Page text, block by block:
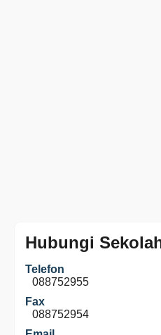
Hubungi
Telefon
088752955
Fax
088752954